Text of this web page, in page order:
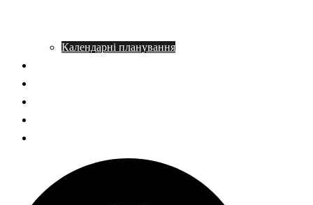
Календарні планування